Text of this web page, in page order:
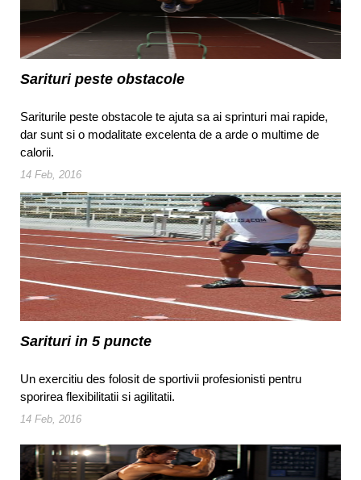
Sarituri peste obstacole
Sariturile peste obstacole te ajuta sa ai sprinturi mai rapide,
dar sunt si o modalitate excelenta de a arde o multime de
calorii.
14 Feb, 2016
Sarituri in 5 puncte
Un exercitiu des folosit de sportivii profesionisti pentru
sporirea flexibilitatii si agilitatii.
14 Feb, 2016